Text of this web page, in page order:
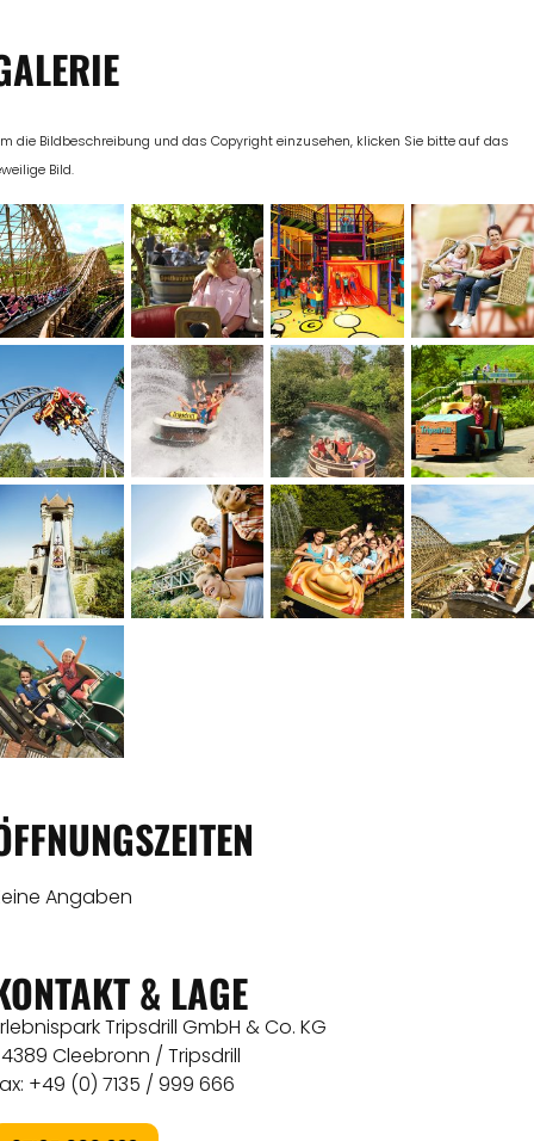
die Bildbeschreibung und das Copyright einzusehen, klicken Sie bitte auf das
Bild.
Angaben
& LAGE
Tripsdrill GmbH & Co. KG
Cleebronn / Tripsdrill
+49 (0) 7135 / 999 666